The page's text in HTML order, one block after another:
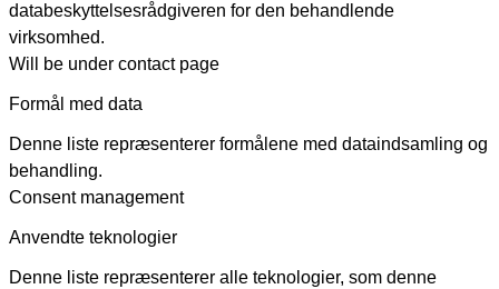
databeskyttelsesrådgiveren for den behandlende
virksomhed.
Will be under contact page
Formål med data
Denne liste repræsenterer formålene med dataindsamling og
behandling.
Consent management
Anvendte teknologier
Denne liste repræsenterer alle teknologier, som denne